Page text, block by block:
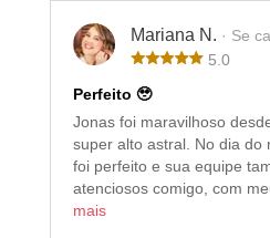
Mariana N. · Se
5.0
Perfeito 🥹
Jonas foi maravilhoso
super alto astral. No dia do
foi perfeito e sua equipe
atenciosos comigo, com
mais